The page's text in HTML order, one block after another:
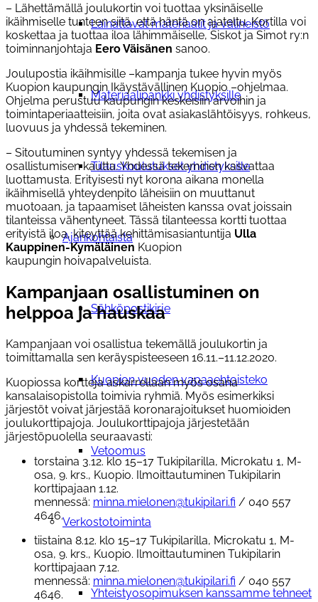
Lainattavat materiaalit ja välineistö
Materiaalipankki yhdistyksille
Tilauskoulutukset yhdistyksille
Ajankohtaista
Sähköpostikirje
Kuopion vuoden vapaaehtoisteko
Vetoomus
Verkostotoiminta
Yhteistyosopimuksen kanssamme tehneet
– Lähettämällä joulukortin voi tuottaa yksinäiselle
ikäihmiselle tunteen siitä, että häntä on ajateltu. Kortilla voi
koskettaa ja tuottaa iloa lähimmäiselle, Siskot ja Simot ry:n
toiminnanjohtaja Eero Väisänen sanoo.
Joulupostia ikäihmisille –kampanja tukee hyvin myös
Kuopion kaupungin Ikäystävällinen Kuopio –ohjelmaa.
Ohjelma perustuu kaupungin keskeisiin arvoihin ja
toimintaperiaatteisiin, joita ovat asiakaslähtöisyys, rohkeus,
luovuus ja yhdessä tekeminen.
– Sitoutuminen syntyy yhdessä tekemisen ja
osallistumisen kautta. Yhdessä tekeminen kasvattaa
luottamusta. Erityisesti nyt korona aikana monella
ikäihmisellä yhteydenpito läheisiin on muuttanut
muotoaan, ja tapaamiset läheisten kanssa ovat joissain
tilanteissa vähentyneet. Tässä tilanteessa kortti tuottaa
erityistä iloa, kiteyttää kehittämisasiantuntija Ulla
Kauppinen-Kymäläinen Kuopion
kaupungin hoivapalveluista.
Kampanjaan osallistuminen on
helppoa ja hauskaa
Kampanjaan voi osallistua tekemällä joulukortin ja
toimittamalla sen keräyspisteeseen 16.11.–11.12.2020.
Kuopiossa kortteja askarrellaan myös osana
kansalaisopistolla toimivia ryhmiä. Myös esimerkiksi
järjestöt voivat järjestää koronarajoitukset huomioiden
joulukorttipajoja. Joulukorttipajoja järjestetään
järjestöpuolella seuraavasti:
torstaina 3.12. klo 15–17 Tukipilarilla, Microkatu 1, M-
osa, 9. krs., Kuopio. Ilmoittautuminen Tukipilarin
korttipajaan 1.12.
mennessä: minna.mielonen@tukipilari.fi / 040 557
4646.
tiistaina 8.12. klo 15–17 Tukipilarilla, Microkatu 1, M-
osa, 9. krs., Kuopio. Ilmoittautuminen Tukipilarin
korttipajaan 7.12.
mennessä: minna.mielonen@tukipilari.fi / 040 557
4646.